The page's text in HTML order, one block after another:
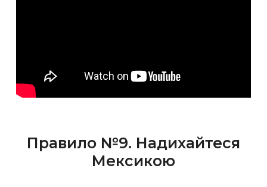
Правило №9. Надихайтеся
Мексикою